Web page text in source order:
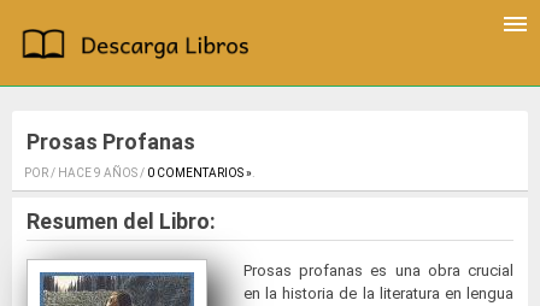
Prosas Profanas
POR / HACE 9 AÑOS / 0 COMENTARIOS ».
Resumen del Libro:
Prosas profanas es una obra crucial
en la historia de la literatura en lengua